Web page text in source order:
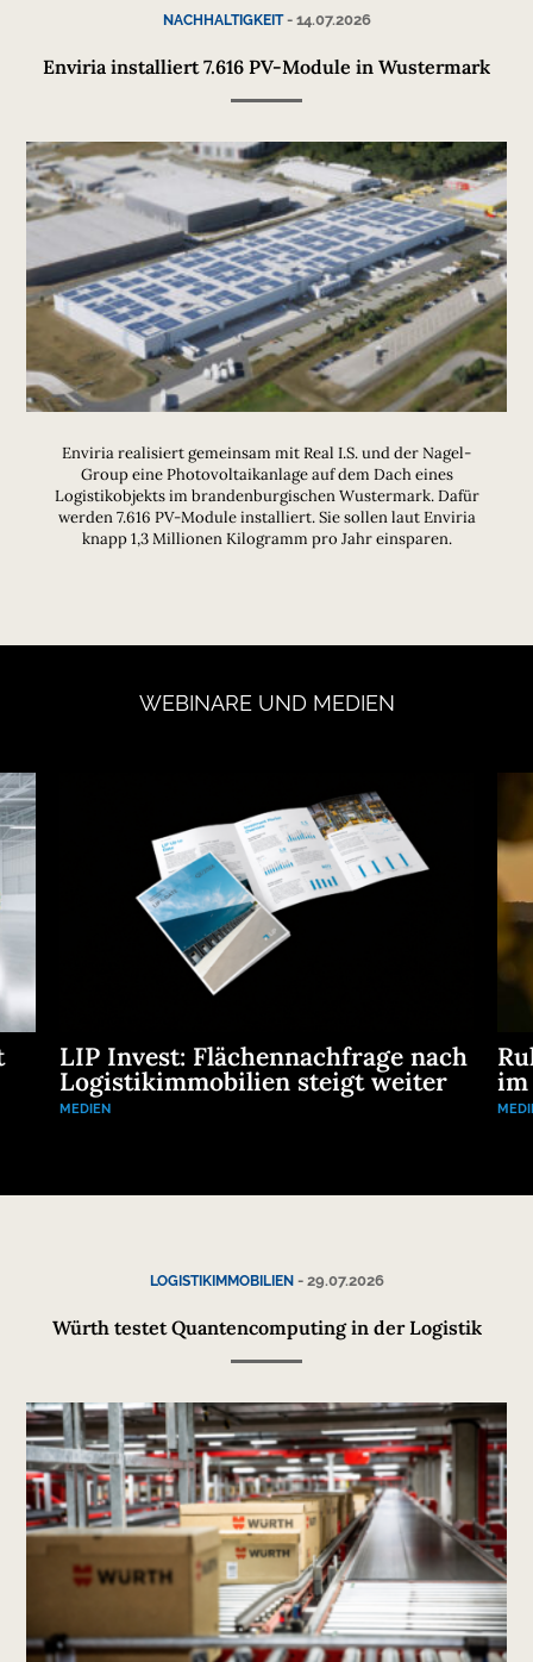
NACHHALTIGKEIT- 14.07.2026
Enviria installiert 7.616 PV-Module in Wustermark
Enviria realisiert gemeinsam mit Real I.S. und der Nagel-
Group eine Photovoltaikanlage auf dem Dach eines
Logistikobjekts im brandenburgischen Wustermark. Dafür
werden 7.616 PV-Module installiert. Sie sollen laut Enviria
knapp 1,3 Millionen Kilogramm pro Jahr einsparen.
WEBINAREUND MEDIEN
LIP Invest: Flächennachfrage nach
Logistikimmobilien steigt weiter
MEDIEN
im
LOGISTIKIMMOBILIEN- 29.07.2026
Würth testet Quantencomputing in der Logistik